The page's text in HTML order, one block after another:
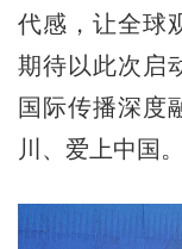
代感，让全球
期待以此次启
国际传播深度
川、爱上中国。